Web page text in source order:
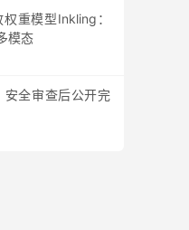
重模型Inkling：
模态
安全审查后公开完